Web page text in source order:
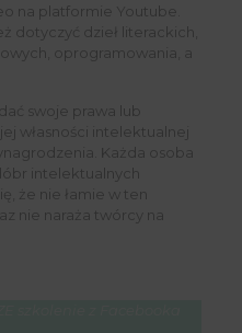
na platformie Youtube.
dotyczyć dzieł literackich,
oprogramowania, a
swoje prawa lub
własności intelektualnej
Każda osoba
intelektualnych
że nie łamie w ten
nie naraża twórcy na